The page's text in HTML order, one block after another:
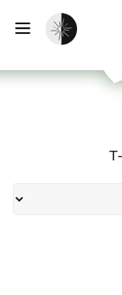
تفعيل الوضع المظلم